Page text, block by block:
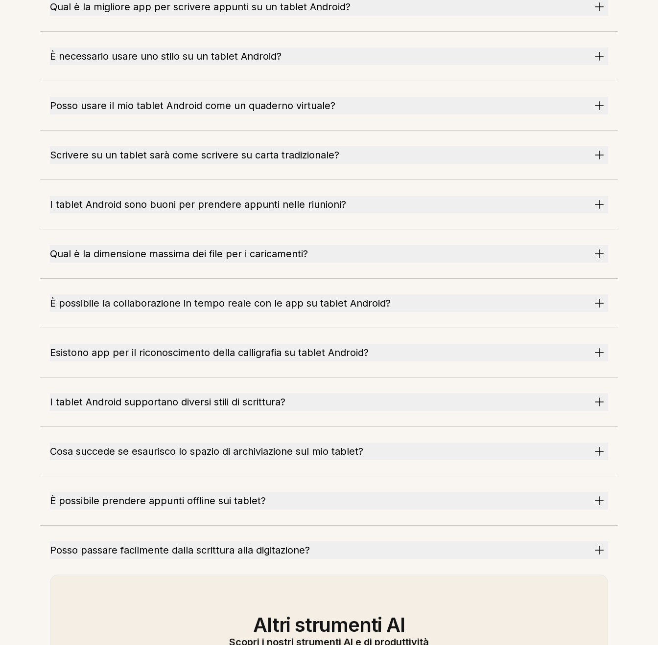
Qual è la migliore app per scrivere appunti su un tablet Android?
È necessario usare uno stilo su un tablet Android?
Posso usare il mio tablet Android come un quaderno virtuale?
Scrivere su un tablet sarà come scrivere su carta tradizionale?
I tablet Android sono buoni per prendere appunti nelle riunioni?
Qual è la dimensione massima dei file per i caricamenti?
È possibile la collaborazione in tempo reale con le app su tablet Android?
Esistono app per il riconoscimento della calligrafia su tablet Android?
I tablet Android supportano diversi stili di scrittura?
Cosa succede se esaurisco lo spazio di archiviazione sul mio tablet?
È possibile prendere appunti offline sui tablet?
Posso passare facilmente dalla scrittura alla digitazione?
Altri strumenti AI
Scopri i nostri strumenti AI e di produttività